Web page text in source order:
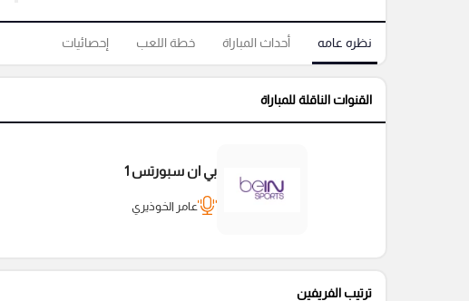
نظره عامه أحداث المباراة خطة اللعب إحصائيات
القنوات الناقلة للمباراة
بي ان سبورتس 1
عامر الخوذيري
ترتيب الفريفين